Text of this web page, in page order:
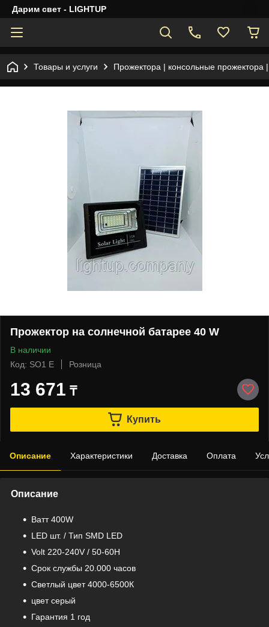
Дарим свет - LIGHTUP
Товары и услуги Прожектора | консольные прожектора
Прожектор на солнечной батарее 40 W
В наличии
Код: SO1 E
Розница
13 671 ₸
Купить
Описание Характеристики Доставка Оплата
Описание
Bатт 400W
LED шт. / Тип SMD LED
Volt 220-240V / 50-60H
Срок службы 20.000 часов
Светлый цвет 4000-6500К
цвет серый
Гарантия 1 год